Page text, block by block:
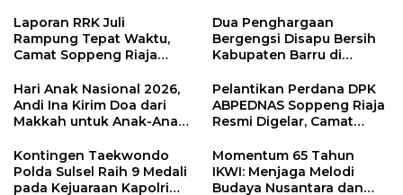
Laporan RRK Juli
Rampung Tepat Waktu,
Camat Soppeng Riaja
dan Kelurahan
Dua Penghargaan
Bergengsi Disapu Bersih
Kabupaten Barru di
Hari Anak Nasional 2026,
Andi Ina Kirim Doa dari
Makkah untuk Anak-Anak
Pelantikan Perdana DPK
ABPEDNAS Soppeng Riaja
Resmi Digelar, Camat
Wujudkan Desa Maju
Kontingen Taekwondo
Polda Sulsel Raih 9 Medali
pada Kejuaraan Kapolri
Momentum 65 Tahun
IKWI: Menjaga Melodi
Budaya Nusantara dan